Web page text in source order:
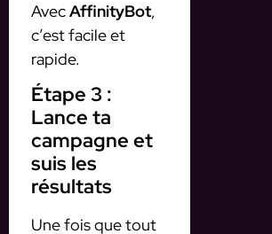
AvecAffinityBot,
c’est facile et
rapide.
Étape 3 :
Lance ta
campagne et
suis les
résultats
Une fois que tout